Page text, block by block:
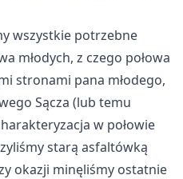
wszystkie potrzebne
młodych, z czego połowa
stronami pana młodego,
Sącza (lub temu
w połowie
starą asfaltówką
okazji minęliśmy ostatnie